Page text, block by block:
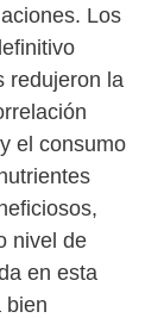
Los
redujeron la
el consumo
nivel de
en esta
bien